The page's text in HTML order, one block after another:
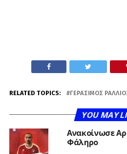
RELATED TOPICS: ΓΕΡΆΣΙΜΟΣ
YOU MAY
Ανακοίνωσε
Φάληρο